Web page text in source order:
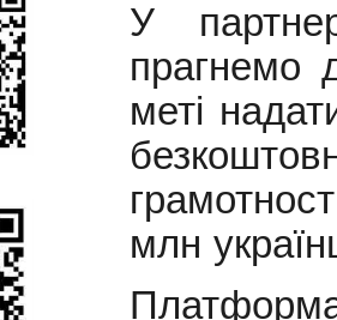
У
прагнемо
меті
млн